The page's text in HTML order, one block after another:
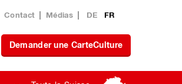
Contact Médias DE FR
Demander une CarteCulture